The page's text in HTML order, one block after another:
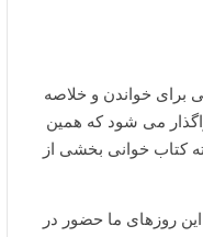
برای خواندن و خلاصه
می شود که همین
کتاب خوانی بخشی از
روزهای ما حضور در